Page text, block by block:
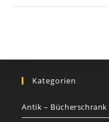
Kategorien
Antik – Bücherschrank